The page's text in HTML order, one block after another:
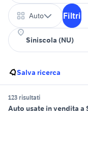
Auto Filtri
Salva ricerca
123 risultati
Auto usate in vendita a